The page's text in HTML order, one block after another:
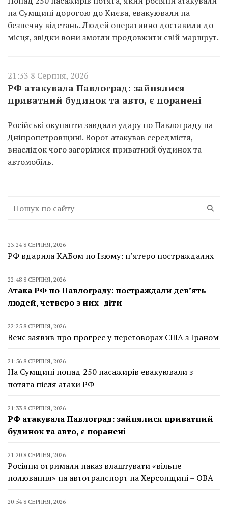
на Сумщині дорогою до Києва, евакуювали на
безпечну відстань. Людей оперативно доставили до
місця, звідки вони змогли продовжити свій маршрут.
21:33 8 Серпня, 2026
РФ атакувала Павлоград: зайнялися
приватний будинок та авто, є поранені
Російські окупанти завдали удару по Павлограду на
Дніпропетровщині. Ворог атакував середмістя,
внаслідок чого загорілися приватний будинок та
автомобіль.
23:24 8 СЕРПНЯ, 2026
РФ вдарила КАБом по Ізюму: п’ятеро постраждалих
22:48 8 СЕРПНЯ, 2026
Атака РФ по Павлограду: постраждали дев’ять
людей, четверо з них- діти
22:25 8 СЕРПНЯ, 2026
Венс заявив про прогрес у переговорах США з Іраном
21:56 8 СЕРПНЯ, 2026
На Сумщині понад 250 пасажирів евакуювали з
потяга після атаки РФ
21:33 8 СЕРПНЯ, 2026
РФ атакувала Павлоград: зайнялися приватний
будинок та авто, є поранені
21:20 8 СЕРПНЯ, 2026
Росіяни отримали наказ влаштувати «вільне
полювання» на автотранспорт на Херсонщині – ОВА
20:54 8 СЕРПНЯ, 2026